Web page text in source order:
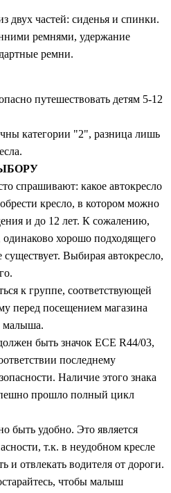
двух частей: сиденья и спинки.
ремнями, удержание
ремни.
путешествовать детям 5-12
категории "2", разница лишь
спрашивают: какое автокресло
кресло, в котором можно
и до 12 лет. К сожалению,
одинаково хорошо подходящего
существует. Выбирая автокресло,
к группе, соответствующей
перед посещением магазина
малыша.
быть значок ЕСЕ R44/03,
последнему
Наличие этого знака
прошло полный цикл
быть удобно. Это является
т.к. в неудобном кресле
и отвлекать водителя от дороги.
чтобы малыш